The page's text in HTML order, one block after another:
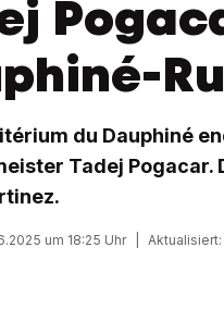
du Dauphiné
Tadej Pogacar.
um 18:25 Uhr Aktualisiert: